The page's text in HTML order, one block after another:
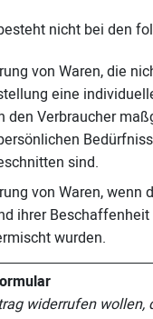
nicht bei den
von Waren, die
eine
den Verbraucher
sind.
von Waren, wenn
ihrer
wurden.
widerrufen wollen,